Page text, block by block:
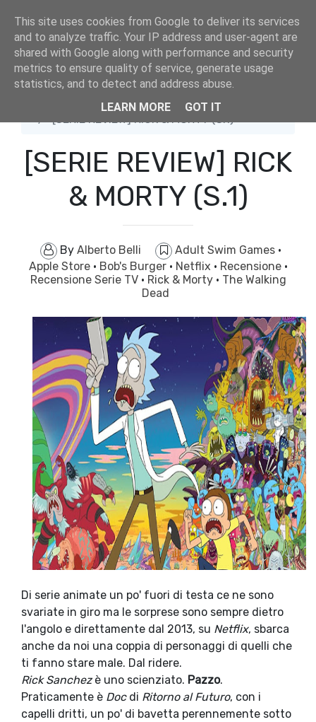
Adult Swim Games
[SERIE REVIEW] RICK & MORTY (S.1)
[SERIE REVIEW] RICK
& MORTY (S.1)
By Alberto Belli Adult Swim Games ·
Apple Store · Bob's Burger · Netflix · Recensione ·
Recensione Serie TV · Rick & Morty · The Walking
Dead
Di serie animate un po' fuori di testa ce ne sono
svariate in giro ma le sorprese sono sempre dietro
l'angolo e direttamente dal 2013, su Netflix, sbarca
anche da noi una coppia di personaggi di quelli che
ti fanno stare male. Dal ridere.
Rick Sanchez è uno scienziato. Pazzo.
Praticamente è Docdi Ritorno al Futuro, con i
capelli dritti, un po' di bavetta perennemente sotto
This site uses cookies from Google to deliver its services
and to analyze traffic. Your IP address and user-agent are
shared with Google along with performance and security
metrics to ensure quality of service, generate usage
statistics, and to detect and address abuse.
LEARN MORE
GOT IT